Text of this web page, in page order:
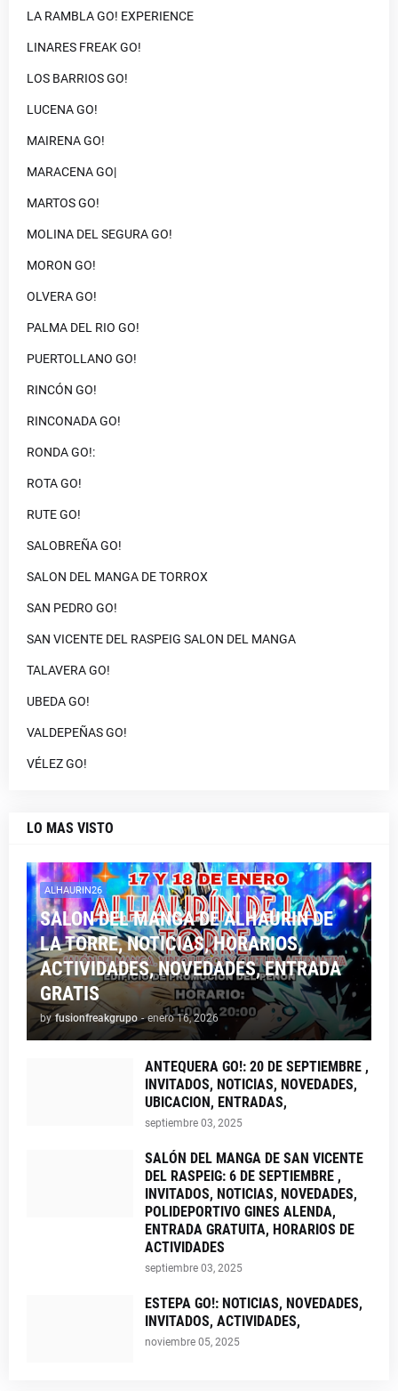
LA RAMBLA GO! EXPERIENCE
LINARES FREAK GO!
LOS BARRIOS GO!
LUCENA GO!
MAIRENA GO!
MARACENA GO|
MARTOS GO!
MOLINA DEL SEGURA GO!
MORON GO!
OLVERA GO!
PALMA DEL RIO GO!
PUERTOLLANO GO!
RINCÓN GO!
RINCONADA GO!
RONDA GO!:
ROTA GO!
RUTE GO!
SALOBREÑA GO!
SALON DEL MANGA DE TORROX
SAN PEDRO GO!
SAN VICENTE DEL RASPEIG SALON DEL MANGA
TALAVERA GO!
UBEDA GO!
VALDEPEÑAS GO!
VÉLEZ GO!
LO MAS VISTO
ALHAURIN26
SALON DEL MANGA DE ALHAURIN DE
LA TORRE, NOTICIAS, HORARIOS,
ACTIVIDADES, NOVEDADES, ENTRADA
GRATIS
by fusionfreakgrupo - enero 16, 2026
ANTEQUERA GO!: 20 DE SEPTIEMBRE ,
INVITADOS, NOTICIAS, NOVEDADES,
UBICACION, ENTRADAS,
septiembre 03, 2025
SALÓN DEL MANGA DE SAN VICENTE
DEL RASPEIG: 6 DE SEPTIEMBRE ,
INVITADOS, NOTICIAS, NOVEDADES,
POLIDEPORTIVO GINES ALENDA,
ENTRADA GRATUITA, HORARIOS DE
ACTIVIDADES
septiembre 03, 2025
ESTEPA GO!: NOTICIAS, NOVEDADES,
INVITADOS, ACTIVIDADES,
noviembre 05, 2025